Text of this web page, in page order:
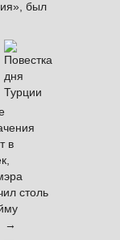
был
в
столь
→